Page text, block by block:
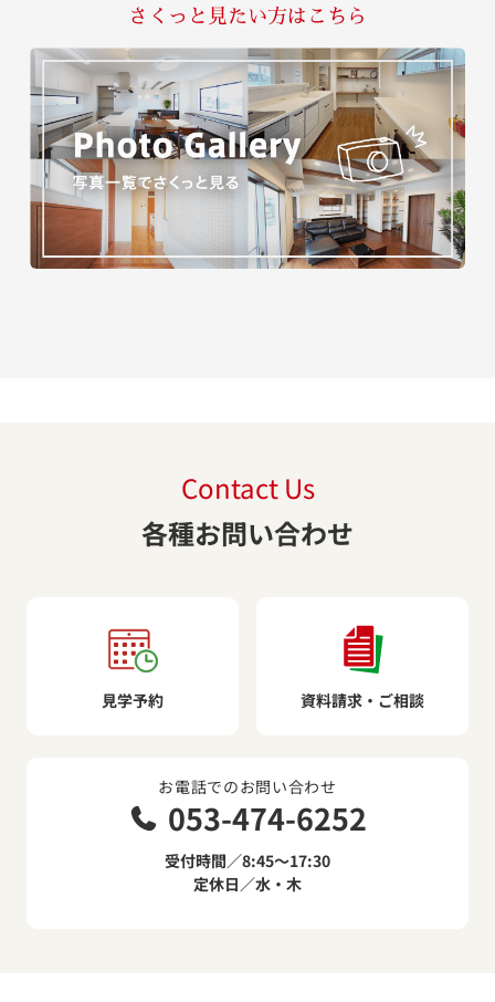
さくっと見たい方はこちら
Contact Us
各種お問い合わせ
見学予約 資料請求・ご相談
お電話でのお問い合わせ
053-474-6252
受付時間／8:45～17:30
定休日／水・木